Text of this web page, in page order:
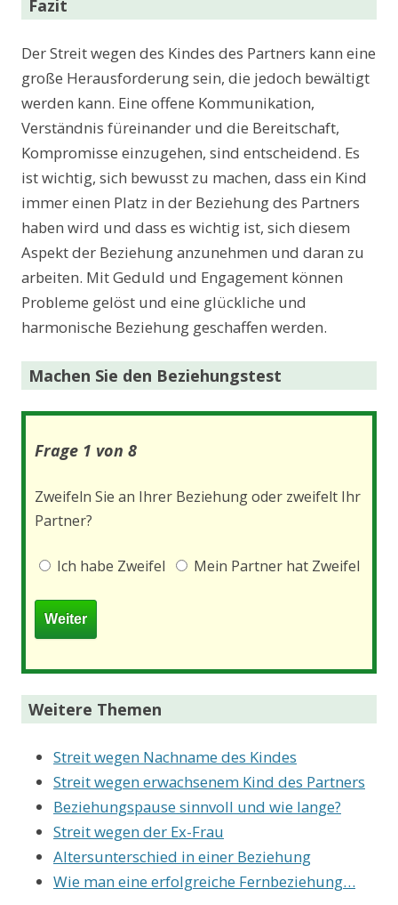
Fazit
Der Streit wegen des Kindes des Partners kann eine
große Herausforderung sein, die jedoch bewältigt
werden kann. Eine offene Kommunikation,
Verständnis füreinander und die Bereitschaft,
Kompromisse einzugehen, sind entscheidend. Es
ist wichtig, sich bewusst zu machen, dass ein Kind
immer einen Platz in der Beziehung des Partners
haben wird und dass es wichtig ist, sich diesem
Aspekt der Beziehung anzunehmen und daran zu
arbeiten. Mit Geduld und Engagement können
Probleme gelöst und eine glückliche und
harmonische Beziehung geschaffen werden.
Machen Sie den Beziehungstest
Frage 1 von 8
Zweifeln Sie an Ihrer Beziehung oder zweifelt Ihr
Partner?
Ich habe Zweifel Mein Partner hat Zweifel
Weitere Themen
Streit wegen Nachname des Kindes
Streit wegen erwachsenem Kind des Partners
Beziehungspause sinnvoll und wie lange?
Streit wegen der Ex-Frau
Altersunterschied in einer Beziehung
Wie man eine erfolgreiche Fernbeziehung…